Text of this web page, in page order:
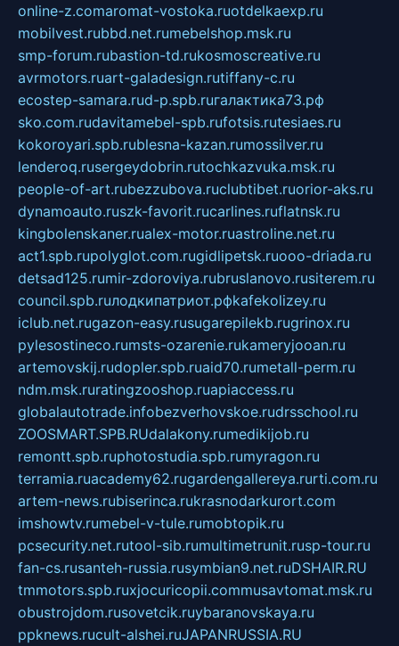
online-z.comaromat-vostoka.ruotdelkaexp.ru
mobilvest.rubbd.net.rumebelshop.msk.ru
smp-forum.rubastion-td.rukosmoscreative.ru
avrmotors.ruart-galadesign.rutiffany-c.ru
ecostep-samara.rud-p.spb.ruгалактика73.рф
sko.com.rudavitamebel-spb.rufotsis.rutesiaes.ru
kokoroyari.spb.rublesna-kazan.rumossilver.ru
lenderoq.rusergeydobrin.rutochkazvuka.msk.ru
people-of-art.rubezzubova.ruclubtibet.ruorior-aks.ru
dynamoauto.ruszk-favorit.rucarlines.ruflatnsk.ru
kingbolenskaner.rualex-motor.ruastroline.net.ru
act1.spb.rupolyglot.com.rugidlipetsk.ruooo-driada.ru
detsad125.rumir-zdoroviya.rubruslanovo.rusiterem.ru
council.spb.ruлодкипатриот.рфkafekolizey.ru
iclub.net.rugazon-easy.rusugarepilekb.rugrinox.ru
pylesostineco.rumsts-ozarenie.rukameryjooan.ru
artemovskij.rudopler.spb.ruaid70.rumetall-perm.ru
ndm.msk.ruratingzooshop.ruapiaccess.ru
globalautotrade.infobezverhovskoe.rudrsschool.ru
ZOOSMART.SPB.RUdalakony.rumedikijob.ru
remontt.spb.ruphotostudia.spb.rumyragon.ru
terramia.ruacademy62.rugardengallereya.rurti.com.ru
artem-news.rubiserinca.rukrasnodarkurort.com
imshowtv.rumebel-v-tule.rumobtopik.ru
pcsecurity.net.rutool-sib.rumultimetrunit.rusp-tour.ru
fan-cs.rusanteh-russia.rusymbian9.net.ruDSHAIR.RU
tmmotors.spb.ruxjocuricopii.commusavtomat.msk.ru
obustrojdom.rusovetcik.ruybaranovskaya.ru
ppknews.rucult-alshei.ruJAPANRUSSIA.RU